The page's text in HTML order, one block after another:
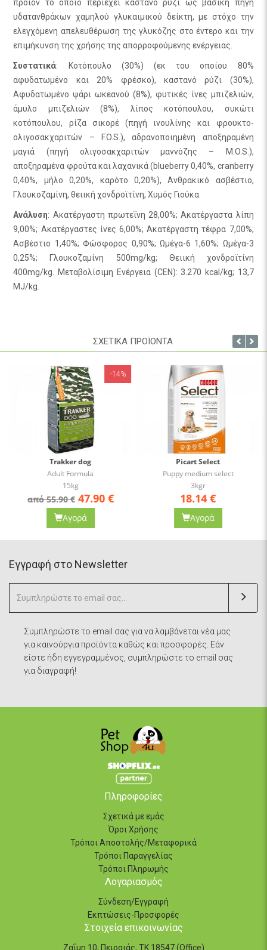
προϊόν το οποίο περιέχει καστανό ρύζι ως βασική πηγή
υδατανθράκων χαμηλού γλυκαιμικού δείκτη, με στόχο την
ελεγχόμενη απελευθέρωση της γλυκόζης στο έντερο και την
επιμήκυνση της χρήσης της απορροφούμενης ενέργειας.
Συστατικά: Κοτόπουλο (30%) (εκ του οποίου 80%
αφυδατωμένο και 20% φρέσκο), καστανό ρύζι (30%),
Αφυδατωμένο ψάρι ωκεανού (8%), φυτικές ίνες μπιζελιών,
άμυλο μπιζελιών (8%), λίπος κοτόπουλου, συκώτι
κοτόπουλου, ρίζα σικορέ (πηγή ινουλίνης και φρουκτο-
ολιγοσακχαριτών – F.O.S.), αδρανοποιημένη αποξηραμένη
μαγιά (πηγή ολιγοσακχαριτών μαννόζης – M.O.S.),
αποξηραμένα φρούτα και λαχανικά (blueberry 0,40%, cranberry
0,40%, μήλο 0,20%, καρότο 0,20%), Ανθρακικό ασβέστιο,
Γλουκοζαμίνη, θειική χονδροϊτίνη, Χυμός Γιούκα.
Ανάλυση: Aκατέργαστη πρωτεΐνη 28,00%; Ακατέργαστα λίπη
9,00%; Ακατέργαστες ίνες 6,00%; Ακατέργαστη τέφρα 7,00%;
Ασβέστιο 1,40%; Φώσφορος 0,90%; Ωμέγα-6 1,60%; Ωμέγα-3
0,25%; Γλουκοζαμίνη 500mg/kg; Θειική χονδροϊτίνη
400mg/kg. Μεταβολίσιμη Ενέργεια (CEN): 3.270 kcal/kg; 13,7
MJ/kg.
ΣΧΕΤΙΚΑ ΠΡΟΪΟΝΤΑ
Trakker dog
Adult Formula
15kg
από 55.90 € 47.90 €
Αγορά
-14%
Picart Select
Puppy medium select
3kgr
18.14€
Αγορά
Eγγραφή στο Newsletter
Συμπληρώστε το email σας για να λαμβάνεται νέα μας
για καινούργια προϊόντα καθώς και προσφορές. Εάν
είστε ήδη εγγεγραμμένος, συμπληρώστε το email σας
για διαγραφή!
Πληροφορίες
Σχετικά με εμάς
Όροι Χρήσης
Τρόποι Αποστολής/Μεταφορικά
Τρόποι Παραγγελίας
Τρόποι Πληρωμής
Λογαριασμός
Σύνδεση/Εγγραφή
Εκπτώσεις-Προσφορές
Στοιχεία επικοινωνίας
Ζαΐμη 10, Πειραιάς, ΤΚ 18547 (Office)